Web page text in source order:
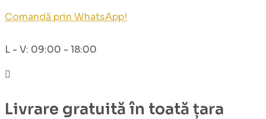
Comandă prin WhatsApp!
L - V: 09:00 - 18:00
Livrare gratuită în toată țara